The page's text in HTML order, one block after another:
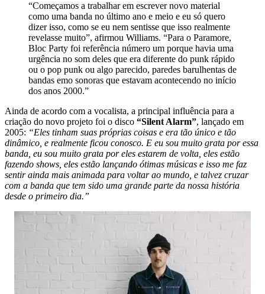
“Começamos a trabalhar em escrever novo material
como uma banda no último ano e meio e eu só quero
dizer isso, como se eu nem sentisse que isso realmente
revelasse muito”, afirmou Williams. “Para o Paramore,
Bloc Party foi referência número um porque havia uma
urgência no som deles que era diferente do punk rápido
ou o pop punk ou algo parecido, paredes barulhentas de
bandas emo sonoras que estavam acontecendo no início
dos anos 2000.”
Ainda de acordo com a vocalista, a principal influência para a
criação do novo projeto foi o disco “Silent Alarm”, lançado em
2005: “Eles tinham suas próprias coisas e era tão único e tão
dinâmico, e realmente ficou conosco. E eu sou muito grata por essa
banda, eu sou muito grata por eles estarem de volta, eles estão
fazendo shows, eles estão lançando ótimas músicas e isso me faz
sentir ainda mais animada para voltar ao mundo, e talvez cruzar
com a banda que tem sido uma grande parte da nossa história
desde o primeiro dia.”